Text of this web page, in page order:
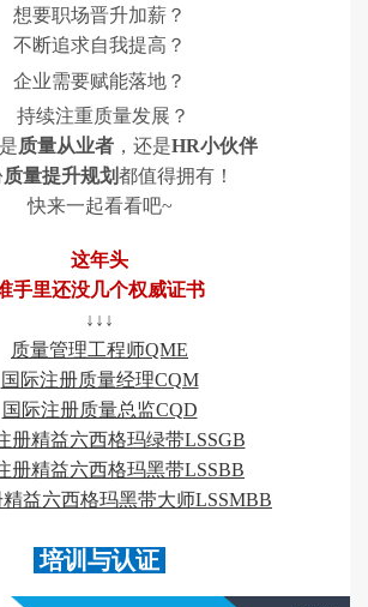
想要职场晋升加薪？
不断追求自我提高？
企业需要赋能落地？
持续注重质量发展？
质量从业者 ，还是HR小伙伴
质量提升规划都值得拥有！
快来一起看看吧~
这年头
手里还没几个权威证书
↓↓↓
质量管理工程师QME
国际注册质量经理CQM
国际注册质量总监CQD
册精益六西格玛绿带LSSGB
册精益六西格玛黑带LSSBB
精益六西格玛黑带大师LSSMBB
培训与认证